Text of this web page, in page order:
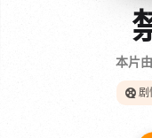
本片
剧